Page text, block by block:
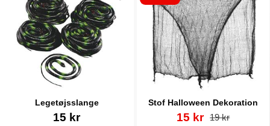
Legetøjsslange
15 kr
Stof Halloween Dekoration
Varenr 18992
pris
15 kr pris
19 kr